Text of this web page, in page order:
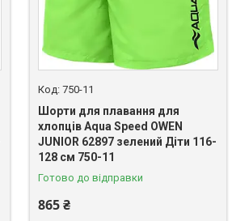
750-11
Шорти для плавання для
хлопців Aqua Speed OWEN
JUNIOR 62897 зелений Діти 116-
128 см 750-11
Готово до відправки
865 ₴